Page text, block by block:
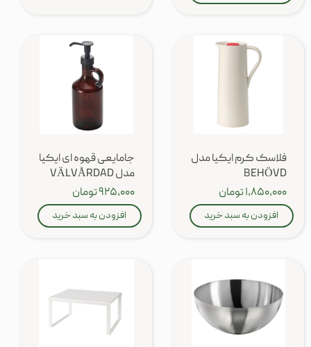
فلاسک کرم ایکیا مدل
BEHÖVD
۱,۸۵۰,۰۰۰ تومان
افزودن به سبد خرید
جامایعی قهوه ای ایکیا
مدل VÄLVÅRDAD
۹۲۵,۰۰۰ تومان
افزودن به سبد خرید